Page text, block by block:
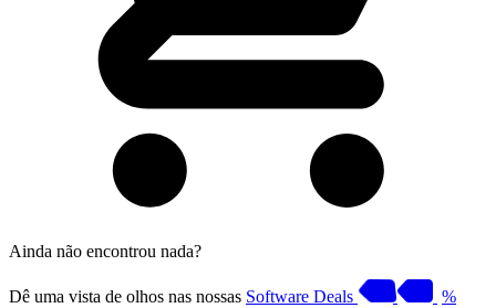
Ainda não encontrou nada?
Dê uma vista de olhos nas nossas Software Deals %